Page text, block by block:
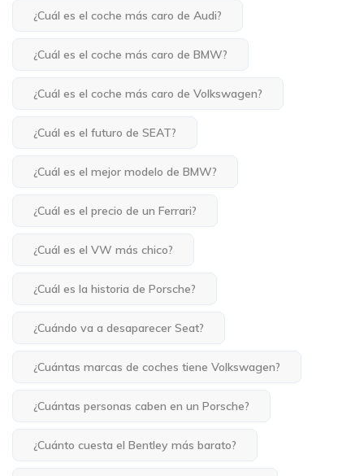
¿Cuál es el coche más caro de Audi?
¿Cuál es el coche más caro de BMW?
¿Cuál es el coche más caro de Volkswagen?
¿Cuál es el futuro de SEAT?
¿Cuál es el mejor modelo de BMW?
¿Cuál es el precio de un Ferrari?
¿Cuál es el VW más chico?
¿Cuál es la historia de Porsche?
¿Cuándo va a desaparecer Seat?
¿Cuántas marcas de coches tiene Volkswagen?
¿Cuántas personas caben en un Porsche?
¿Cuánto cuesta el Bentley más barato?